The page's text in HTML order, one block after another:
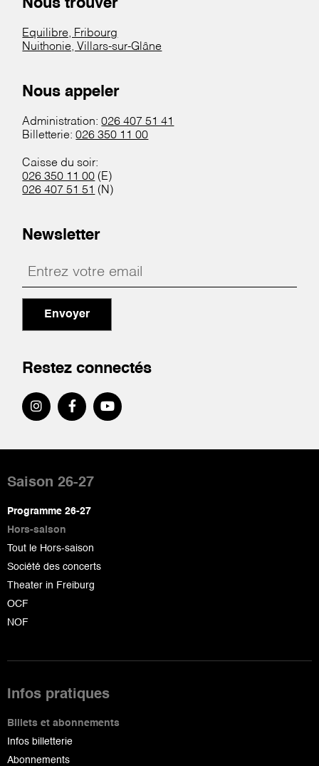
Nous trouver
Equilibre, Fribourg
Nuithonie, Villars-sur-Glâne
Nous appeler
Administration:026 407 51 41
Billetterie:026 350 11 00
Caisse du soir:
026 350 11 00 (E)
026 407 51 51 (N)
Newsletter
Envoyer
Restez connectés
de
page
Saison 26-27
Programme 26-27
Hors-saison
Tout le Hors-saison
Société des concerts
Theater in Freiburg
OCF
NOF
Infos pratiques
Billets et abonnements
Infos billetterie
Abonnements